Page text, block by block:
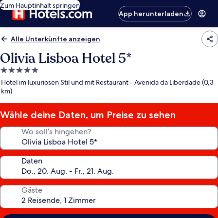
Zum Hauptinhalt springen
App herunterladen
Alle Unterkünfte anzeigen
Olivia Lisboa Hotel 5*
5.0-
Sterne-
Unterkunft
Hotel im luxuriösen Stil und mit Restaurant - Avenida da Liberdade (0,3
km)
Wähle deine Daten, um Preise zu sehen
Wo soll’s hingehen?
Daten
Gäste